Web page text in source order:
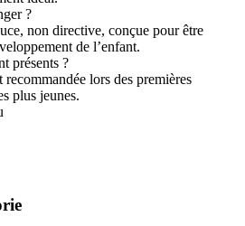
?
non directive, conçue pour être
de l’enfant.
présents ?
recommandée lors des premières
plus jeunes.